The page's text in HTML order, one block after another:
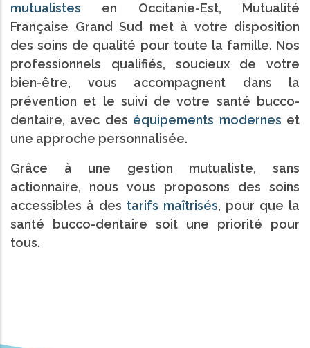
mutualistes en Occitanie-Est, Mutualité
Française Grand Sud met à votre disposition
des soins de qualité pour toute la famille. Nos
professionnels qualifiés, soucieux de votre
bien-être, vous accompagnent dans la
prévention et le suivi de votre santé bucco-
dentaire, avec des équipements modernes et
une approche personnalisée.
Grâce à une gestion mutualiste, sans
actionnaire, nous vous proposons des soins
accessibles à des tarifs maîtrisés, pour que la
santé bucco-dentaire soit une priorité pour
tous.